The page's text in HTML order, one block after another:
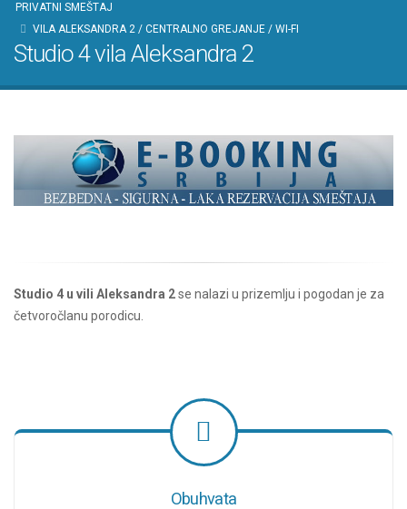
PRIVATNI SMEŠTAJ
VILA ALEKSANDRA 2 / CENTRALNO GREJANJE / WI-FI
Studio 4 vila Aleksandra 2
Studio 4 u vili Aleksandra 2se nalazi u prizemlju i pogodan je za
četvoročlanu porodicu.
Obuhvata